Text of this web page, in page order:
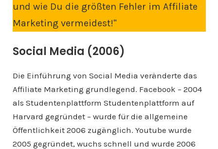
und wie Du die größten Fehler im Affiliate
Marketing vermeidest!"
Social Media (2006)
Die Einführung von Social Media veränderte das
Affiliate Marketing grundlegend. Facebook – 2004
als Studentenplattform Studentenplattform auf
Harvard gegründet – wurde für die allgemeine
Öffentlichkeit 2006 zugänglich. Youtube wurde
2005 gegründet, wuchs schnell und wurde 2006